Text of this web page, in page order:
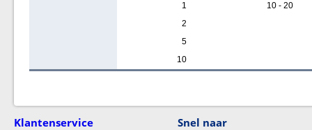
1
10 - 20
2
5
10
Klantenservice Snel naar